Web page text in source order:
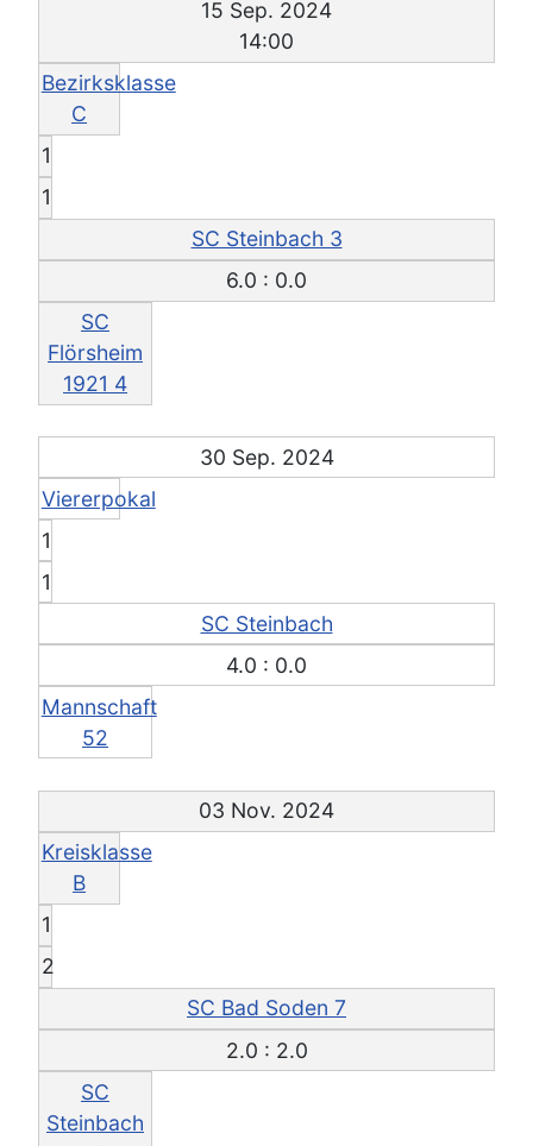
15 Sep. 2024
14:00
Bezirksklasse
C
1
1
SC Steinbach 3
6.0 : 0.0
SC
Flörsheim
1921 4
30 Sep. 2024
Viererpokal
1
1
SC Steinbach
4.0 : 0.0
Mannschaft
52
03 Nov. 2024
Kreisklasse
B
1
2
SC Bad Soden 7
2.0 : 2.0
SC
Steinbach